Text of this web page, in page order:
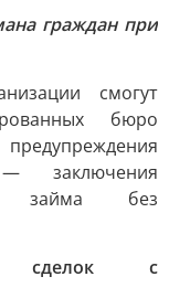
граждан при
смогут
бюро
заключения
займа без
сделок с